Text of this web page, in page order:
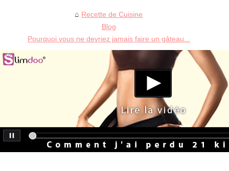
Recette de Cuisine
Blog
Pourquoi vous ne devriez jamais faire un gâteau...